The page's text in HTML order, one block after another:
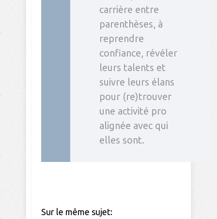
carrière entre
parenthèses, à
reprendre
confiance, révéler
leurs talents et
suivre leurs élans
pour (re)trouver
une activité pro
alignée avec qui
elles sont.
Sur le même sujet: